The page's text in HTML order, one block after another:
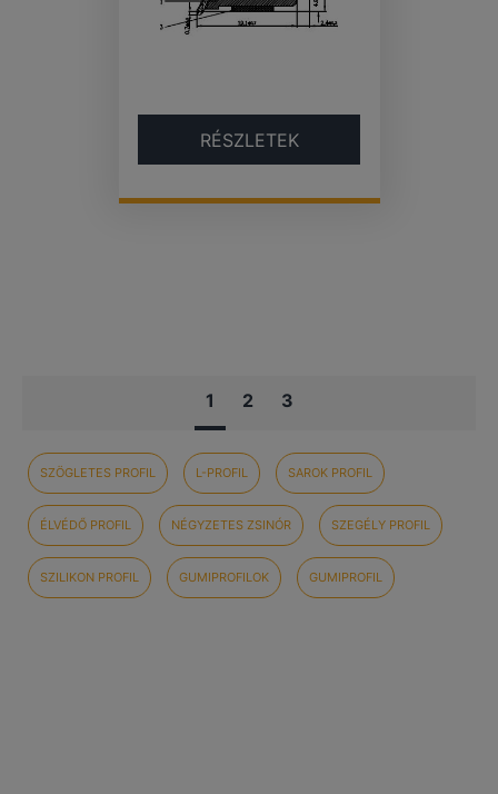
RÉSZLETEK
1 2 3
SZÖGLETES PROFIL L-PROFIL SAROK PROFIL
ÉLVÉDŐ PROFIL NÉGYZETES ZSINÓR SZEGÉLY PROFIL
SZILIKON PROFIL GUMIPROFILOK GUMIPROFIL